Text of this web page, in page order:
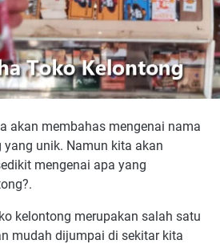
akan membahas mengenai nama
unik. Namun kita akan
mengenai apa yang
kelontong merupakan salah satu
mudah dijumpai di sekitar kita